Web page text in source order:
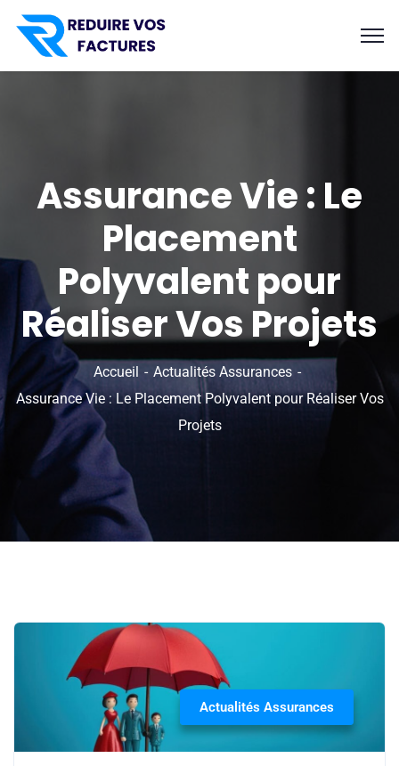
Assurance Vie : Le
Placement
Polyvalent pour
Réaliser Vos Projets
Accueil
Actualités Assurances
Assurance Vie : Le Placement Polyvalent pour Réaliser Vos
Projets
Actualités Assurances